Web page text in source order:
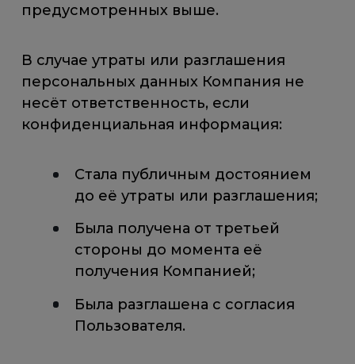
предусмотренных выше.
В случае утраты или разглашения
персональных данных Компания не
несёт ответственность, если
конфиденциальная информация:
Стала публичным достоянием
до её утраты или разглашения;
Была получена от третьей
стороны до момента её
получения Компанией;
Была разглашена с согласия
Пользователя.